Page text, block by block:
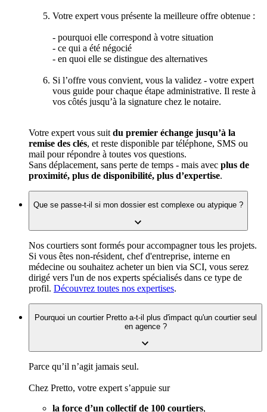
Votre expert vous présente la meilleure offre obtenue :
- pourquoi elle correspond à votre situation
- ce qui a été négocié
- en quoi elle se distingue des alternatives
Si l’offre vous convient, vous la validez - votre expert
vous guide pour chaque étape administrative. Il reste à
vos côtés jusqu’à la signature chez le notaire.
Votre expert vous suit du premier échange jusqu’à la
remise des clés, et reste disponible par téléphone, SMS ou
mail pour répondre à toutes vos questions.
Sans déplacement, sans perte de temps - mais avec plus de
proximité, plus de disponibilité, plus d’expertise.
Que se passe-t-il si mon dossier est complexe ou atypique ?
Nos courtiers sont formés pour accompagner tous les projets.
Si vous êtes non-résident, chef d'entreprise, interne en
médecine ou souhaitez acheter un bien via SCI, vous serez
dirigé vers l'un de nos experts spécialisés dans ce type de
profil. Découvrez toutes nos expertises.
Pourquoi un courtier Pretto a-t-il plus d'impact qu'un courtier seul
en agence ?
Parce qu’il n’agit jamais seul.
Chez Pretto, votre expert s’appuie sur
la force d’un collectif de 100 courtiers,